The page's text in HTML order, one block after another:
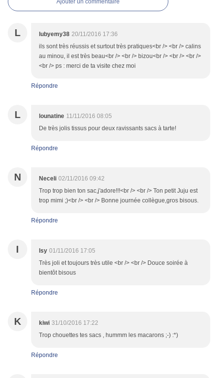
Ajouter un commentaire
L lubyemy38 20/11/2016 17:36
ils sont très réussis et surtout très pratiques<br /> <br /> calins
au minou, il est très beau<br /> <br /> bizou<br /> <br /> <br />
<br /> ps : merci de ta visite chez moi
Répondre
L lounatine 11/11/2016 08:05
De très jolis tissus pour deux ravissants sacs à tarte!
Répondre
N Neceli 02/11/2016 09:42
Trop trop bien ton sac,j'adore!!!<br /> <br /> Ton petit Juju est
trop mimi ;)<br /> <br /> Bonne journée collègue,gros bisous.
Répondre
I Isy 01/11/2016 17:05
Très joli et toujours très utile <br /> <br /> Douce soirée à
bientôt bisous
Répondre
K kiwi 31/10/2016 17:22
Trop chouettes tes sacs , hummm les macarons ;-) :*)
Répondre